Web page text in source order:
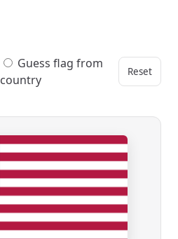
Guess flag from
country
Reset